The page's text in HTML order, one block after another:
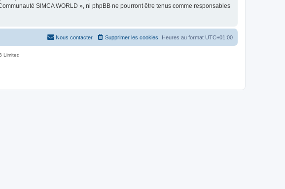
SIMCA WORLD », ni phpBB ne pourront être tenus comme responsables
Heures au format UTC+01:00
Supprimer les cookies
Nous contacter
Limited